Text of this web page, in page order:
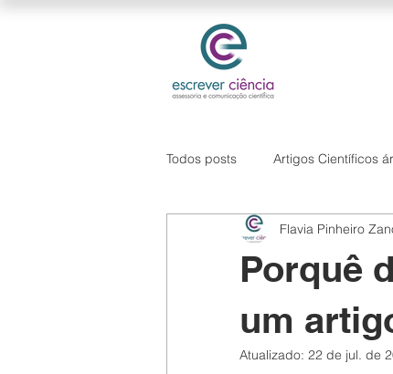
Todos posts Artigos Científicos
Hipótese de pesquisa
Porquê
um
Flavia Pinheiro
Atualizado: 22 de jul. de